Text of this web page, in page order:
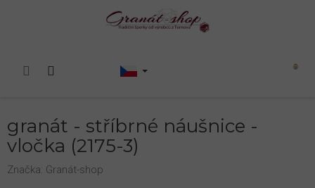
Nákupní
granát - stříbrné náušnice -
vločka (2175-3)
Značka: Granát-shop